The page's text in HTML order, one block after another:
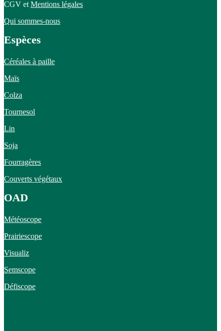
CGV et Mentions légales
Qui sommes-nous
Espèces
Céréales à paille
Maïs
Colza
Tournesol
Lin
Soja
Fourragères
Couverts végétaux
OAD
Météoscope
Prairiescope
Visualiz
Semscope
Défiscope